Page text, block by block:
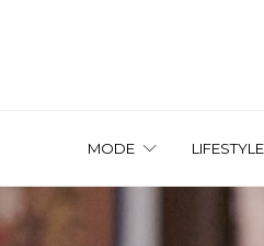
MODE LIFESTYLE